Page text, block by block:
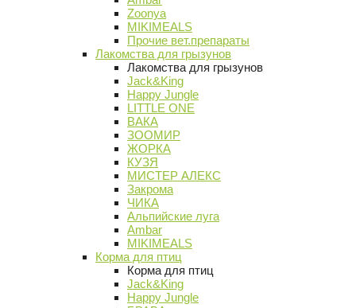
Zoonya
MIKIMEALS
Прочие вет.препараты
Лакомства для грызунов
Лакомства для грызунов
Jack&King
Happy Jungle
LITTLE ONE
ВАКА
ЗООМИР
ЖОРКА
КУЗЯ
МИСТЕР АЛЕКС
Закрома
ЧИКА
Альпийские луга
Ambar
MIKIMEALS
Корма для птиц
Корма для птиц
Jack&King
Happy Jungle